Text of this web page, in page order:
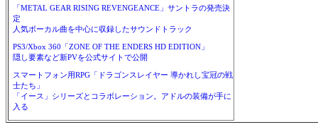
「METAL GEAR RISING REVENGEANCE」サントラの発売決
定
人気ボーカル曲を中心に収録したサウンドトラック
PS3/Xbox 360「ZONE OF THE ENDERS HD EDITION」
隠し要素など新PVを公式サイトで公開
スマートフォン用RPG「ドラゴンスレイヤー 導かれし宝冠の戦
士たち」
「イース」シリーズとコラボレーション。アドルの装備が手に
入る